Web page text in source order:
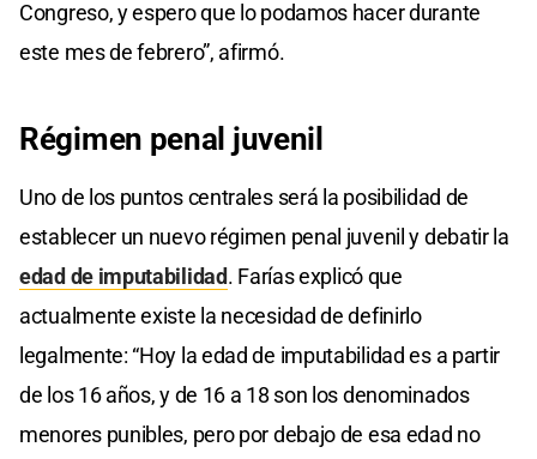
Congreso, y espero que lo podamos hacer durante
este mes de febrero”, afirmó.
Régimen penal juvenil
Uno de los puntos centrales será la posibilidad de
establecer un nuevo régimen penal juvenil y debatir la
edad de imputabilidad. Farías explicó que
actualmente existe la necesidad de definirlo
legalmente: “Hoy la edad de imputabilidad es a partir
de los 16 años, y de 16 a 18 son los denominados
menores punibles, pero por debajo de esa edad no